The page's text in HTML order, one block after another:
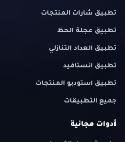
تطبيق شارات المنتجات
تطبيق عجلة الحظ
تطبيق العداد التنازلي
تطبيق انستافيد
تطبيق استوديو المنتجات
جميع التطبيقات
أدوات مجانية